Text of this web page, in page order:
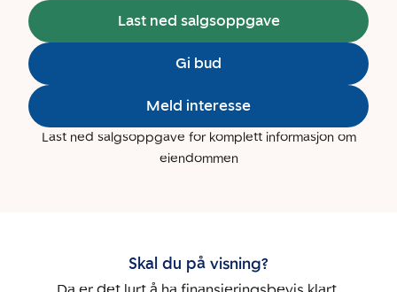
Last ned salgsoppgave
Gi bud
Meld interesse
Last ned salgsoppgave for komplett informasjon om
eiendommen
Skal du på visning?